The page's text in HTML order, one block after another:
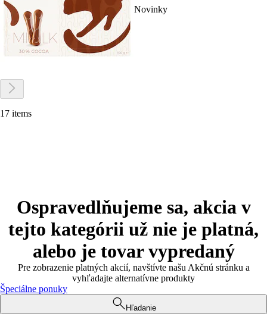
Novinky
17 items
Ospravedlňujeme sa, akcia v
tejto kategórii už nie je platná,
alebo je tovar vypredaný
Pre zobrazenie platných akcií, navštívte našu Akčnú stránku a
vyhľadajte alternatívne produkty
Špeciálne ponuky
Hľadanie